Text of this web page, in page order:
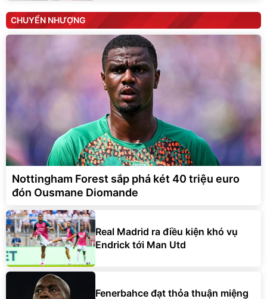
CHUYỂN NHƯỢNG
Nottingham Forest sắp phá két 40 triệu euro
đón Ousmane Diomande
Real Madrid ra điều kiện khó vụ
Endrick tới Man Utd
Fenerbahce đạt thỏa thuận miệng